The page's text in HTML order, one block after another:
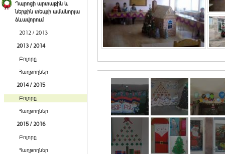
Դպրոցի արտաքին և
ներքին տեսքի ամանորյա
ձևավորում
2012 / 2013
2013 / 2014
Բոլորը
Հաղթողներ
2014 / 2015
Բոլորը
Հաղթողներ
2015 / 2016
Բոլորը
Հաղթողներ